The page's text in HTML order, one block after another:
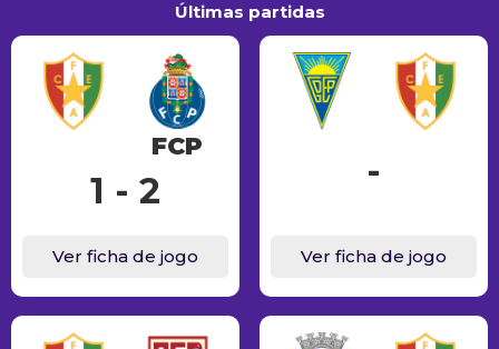
Últimas partidas
FCP
1 - 2
Ver ficha de jogo
-
Ver ficha de jogo